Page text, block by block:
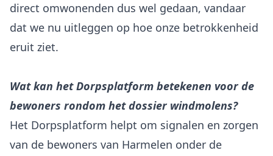
direct omwonenden dus wel gedaan, vandaar
dat we nu uitleggen op hoe onze betrokkenheid
eruit ziet.
Wat kan het Dorpsplatform betekenen voor de
bewoners rondom het dossier windmolens?
Het Dorpsplatform helpt om signalen en zorgen
van de bewoners van Harmelen onder de